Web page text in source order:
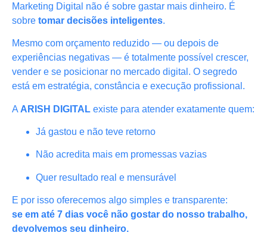
Marketing Digital não é sobre gastar mais dinheiro. É
sobre tomar decisões inteligentes.
Mesmo com orçamento reduzido — ou depois de
experiências negativas — é totalmente possível crescer,
vender e se posicionar no mercado digital. O segredo
está em estratégia, constância e execução profissional.
A ARISH DIGITAL existe para atender exatamente quem:
Já gastou e não teve retorno
Não acredita mais em promessas vazias
Quer resultado real e mensurável
E por isso oferecemos algo simples e transparente:
se em até 7 dias você não gostar do nosso trabalho,
devolvemos seu dinheiro.